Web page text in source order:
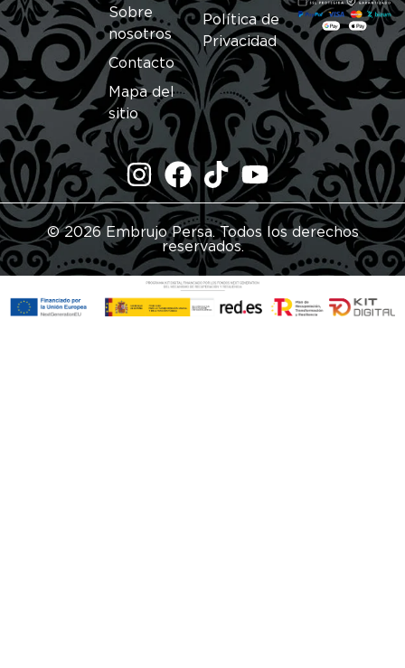
Sobre
nosotros
Contacto
Mapa del
sitio
Política de
Privacidad
© 2026 Embrujo Persa. Todos los derechos
reservados.